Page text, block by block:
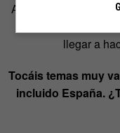
Actualmente
llegar a
Tocáis temas muy
incluido España.